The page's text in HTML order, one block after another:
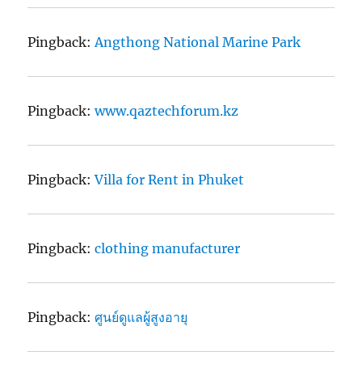
Pingback:Angthong National Marine Park
Pingback:www.qaztechforum.kz
Pingback:Villa for Rent in Phuket
Pingback:clothing manufacturer
Pingback:ศูนย์ดูแลผู้สูงอายุ